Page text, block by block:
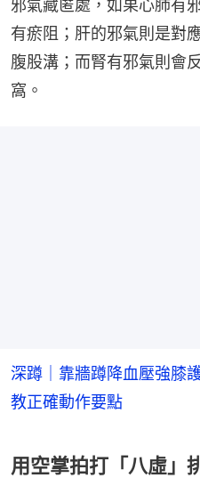
邪氣藏匿處，如果心肺有
有瘀阻；肝的邪氣則是對
腹股溝；而腎有邪氣則會
窩。
深蹲｜靠牆蹲降血壓強
教正確動作要點
用空掌拍打「八虛」